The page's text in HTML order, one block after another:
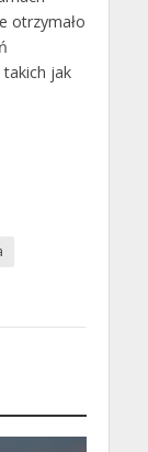
otrzymało
jak